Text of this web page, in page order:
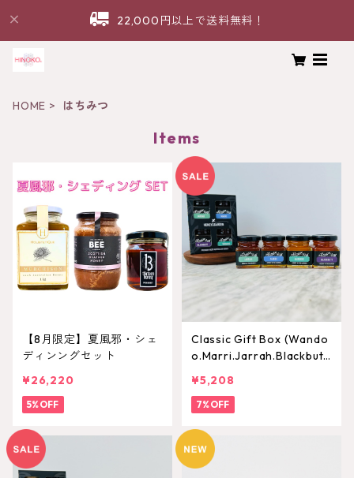
22,000円以上で送料無料！
HOME はちみつ
Items
【8月限定】夏風邪・シェ
ディンングセット
¥26,220
5%OFF
Classic Gift Box (Wando
o.Marri.Jarrah.Blackbut
¥5,208
7%OFF